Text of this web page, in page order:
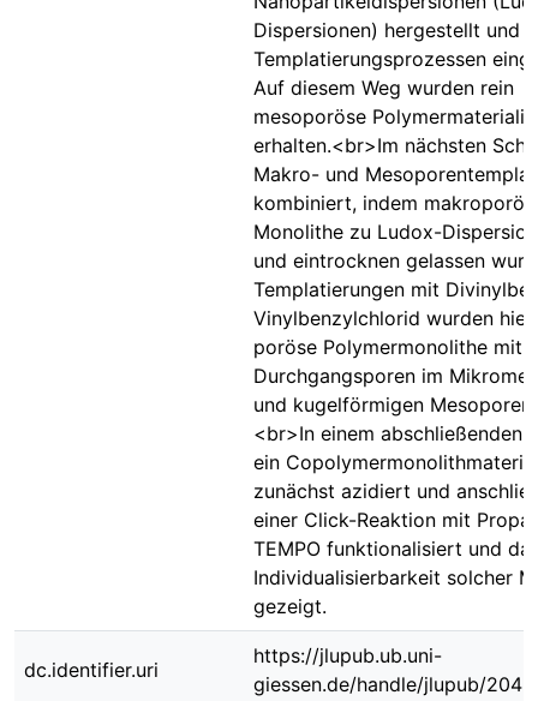
Dispersionen) hergestellt und
Templatierungsprozessen
Auf diesem Weg wurden rein
mesoporöse
erhalten.<br>Im nächsten
Makro- und Mesoporentemplat
kombiniert, indem
Monolithe zu Ludox-
und eintrocknen gelassen
Templatierungen mit
Vinylbenzylchlorid wurden
poröse Polymermonolithe mit
Durchgangsporen im
und kugelförmigen Mesoporen
<br>In einem abschließenden
ein Copolymermonolithmaterial
zunächst azidiert und
einer Click-Reaktion mit
TEMPO funktionalisiert und
Individualisierbarkeit solcher
gezeigt.
dc.identifier.uri
https://jlupub.ub.uni-
giessen.de/handle/jlupub/